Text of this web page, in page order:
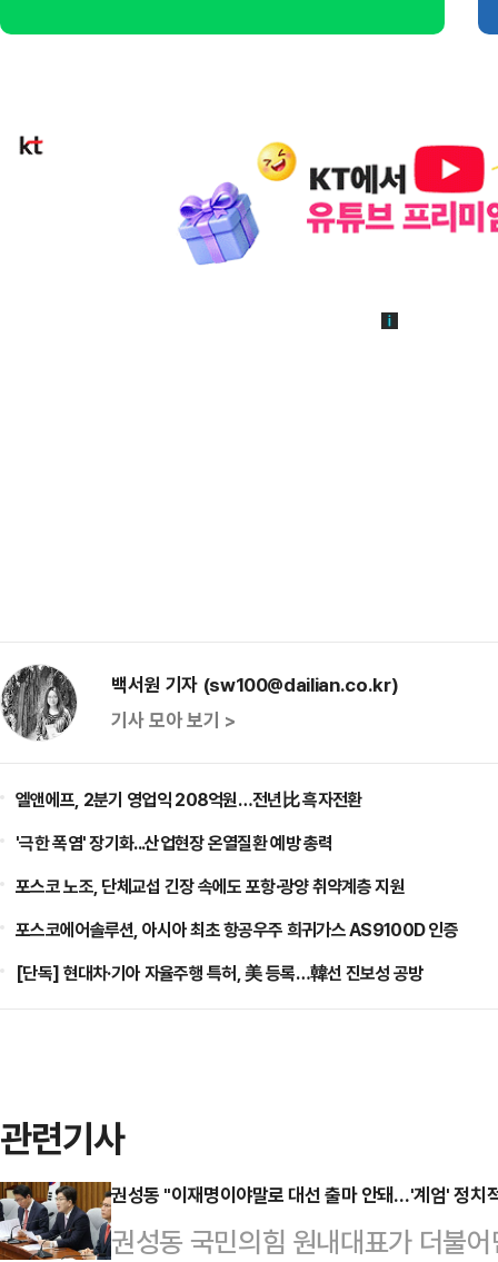
백서원 기자 (sw100@dailian.co.kr)
기사 모아 보기 >
엘앤에프, 2분기 영업익 208억원…전년比 흑자전환
'극한 폭염' 장기화...산업현장 온열질환 예방 총력
포스코 노조, 단체교섭 긴장 속에도 포항·광양 취약계층 지원
포스코에어솔루션, 아시아 최초 항공우주 희귀가스 AS9100D 인증
[단독] 현대차·기아 자율주행 특허, 美 등록…韓선 진보성 공방
관련기사
권성동 "이재명이야말로 대선 출마 안돼…'계엄' 정치
권성동 국민의힘 원내대표가 더불